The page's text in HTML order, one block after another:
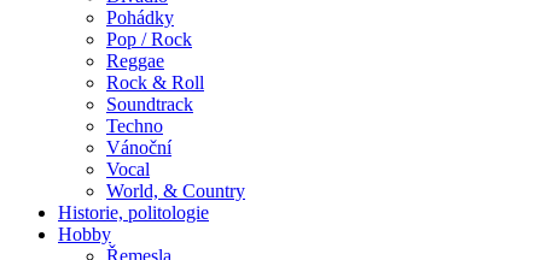
Pohádky
Pop / Rock
Reggae
Rock & Roll
Soundtrack
Techno
Vánoční
Vocal
World, & Country
Historie, politologie
Hobby
Řemesla